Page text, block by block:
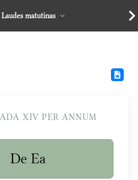
matutinas
XIV PER ANNUM
De Ea